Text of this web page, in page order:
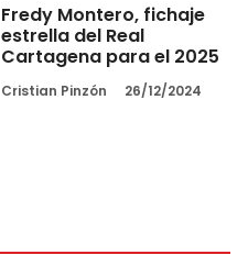
Fredy Montero, fichaje
estrella del Real
Cartagena para el 2025
Cristian Pinzón 26/12/2024